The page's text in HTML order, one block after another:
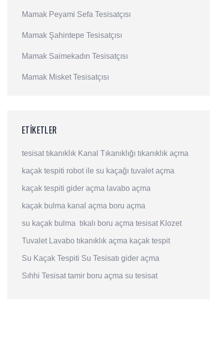
Mamak Peyami Sefa Tesisatçısı
Mamak Şahintepe Tesisatçısı
Mamak Saimekadın Tesisatçısı
Mamak Misket Tesisatçısı
ETIKETLER
tesisat tıkanıklık Kanal Tıkanıklığı tıkanıklık açma
kaçak tespiti robot ile su kaçağı tuvalet açma
kaçak tespiti gider açma lavabo açma
kaçak bulma kanal açma boru açma
su kaçak bulma tıkalı boru açma tesisat Klozet
Tuvalet Lavabo tıkanıklık açma kaçak tespit
Su Kaçak Tespiti Su Tesisatı gider açma
Sıhhi Tesisat tamir boru açma su tesisat